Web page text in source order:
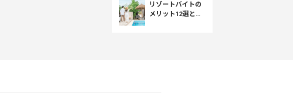
リゾートバイトの
メリット12選とデ